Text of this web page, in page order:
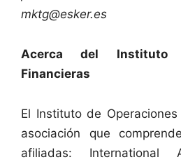
mktg@esker.es
Acerca del Instituto
Financieras
El Instituto de
asociación que
afiliadas: International